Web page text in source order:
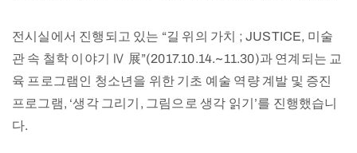
전시실에서 진행되고 있는 “길 위의 가치 ; JUSTICE, 미술
관 속 철학 이야기 Ⅳ 展”(2017.10.14.~11.30)과 연계되는 교
육 프로그램인 청소년을 위한 기초 예술 역량 계발 및 증진
프로그램, ‘생각 그리기, 그림으로 생각 읽기’를 진행했습니
다.